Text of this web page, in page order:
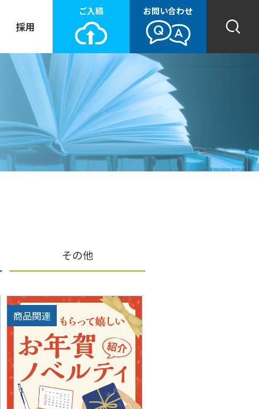
採用
ご入稿 お問い合わせ
その他
商品関連